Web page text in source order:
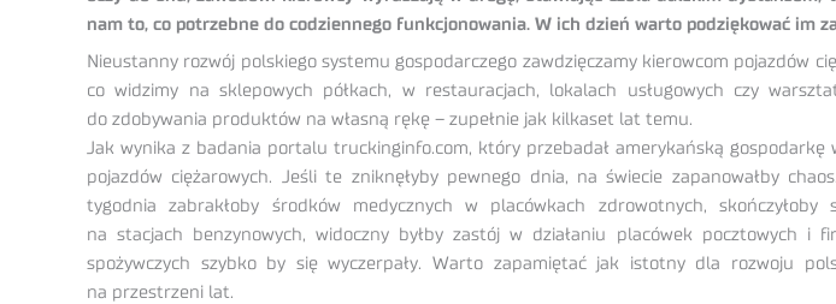
nam to, co potrzebne do codziennego funkcjonowania. W ich dzień warto podziękować im
Nieustanny rozwój polskiego systemu gospodarczego zawdzięczamy kierowcom pojazdów
co widzimy na sklepowych półkach, w restauracjach, lokalach usługowych czy
do zdobywania produktów na własną rękę – zupełnie jak kilkaset lat temu.
Jak wynika z badania portalu truckinginfo.com, który przebadał amerykańską
pojazdów ciężarowych. Jeśli te zniknęłyby pewnego dnia, na świecie zapanowałby
tygodnia zabrakłoby środków medycznych w placówkach zdrowotnych,
na stacjach benzynowych, widoczny byłby zastój w działaniu placówek pocztowych i
spożywczych szybko by się wyczerpały. Warto zapamiętać jak istotny dla rozwoju
na przestrzeni lat.